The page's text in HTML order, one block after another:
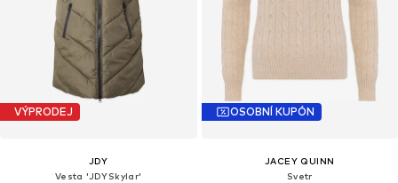
VÝPRODEJ
JDY
Vesta 'JDYSkylar'
OSOBNÍ KUPÓN
JACEY QUINN
Svetr